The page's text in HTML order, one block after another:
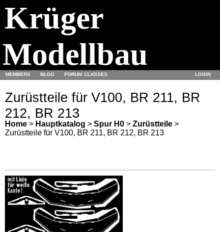
Krüger
Modellbau
MEMBERS BLOG FORUM CLASSES LOGIN
Zurüstteile für V100, BR 211, BR
212, BR 213
Home > Hauptkatalog > Spur H0 > Zurüstteile >
Zurüstteile für V100, BR 211, BR 212, BR 213